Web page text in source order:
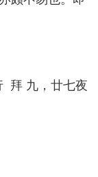
拜 九，廿七夜